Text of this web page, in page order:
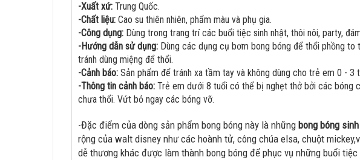
-Xuất xứ: Trung Quốc.
-Chất liệu: Cao su thiên nhiên, phẩm màu và phụ gia.
-Công dụng: Dùng trong trang trí các buổi tiệc sinh nhật, thôi nôi, party,
-Hướng dẫn sử dụng: Dùng các dụng cụ bơm bong bóng để thổi phồng
tránh dùng miệng để thổi.
-Cảnh báo: Sản phẩm để tránh xa tầm tay và không dùng cho trẻ em 0 -
-Thông tin cảnh báo: Trẻ em dưới 8 tuổi có thể bị nghẹt thở bởi các bóng
chưa thổi. Vứt bỏ ngay các bóng vỡ.
-Đặc điểm của dòng sản phẩm bong bóng này là những bong bóng
rộng của walt disney như các hoành tử, công chúa elsa, chuột
dễ thương khác được làm thành bong bóng để phục vụ những buổi